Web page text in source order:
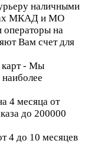
наличными
МКАД и МО
на
Вам счет для
- Мы
месяца от
до 200000
до 10 месяцев